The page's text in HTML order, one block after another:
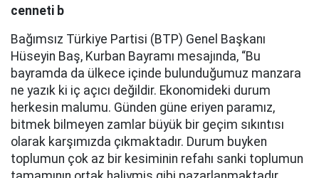
cenneti b
Bağımsız Türkiye Partisi (BTP) Genel Başkanı
Hüseyin Baş, Kurban Bayramı mesajında, “Bu
bayramda da ülkece içinde bulunduğumuz manzara
ne yazık ki iç açıcı değildir. Ekonomideki durum
herkesin malumu. Günden güne eriyen paramız,
bitmek bilmeyen zamlar büyük bir geçim sıkıntısı
olarak karşımızda çıkmaktadır. Durum buyken
toplumun çok az bir kesiminin refahı sanki toplumun